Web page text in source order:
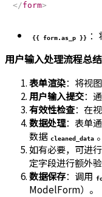
</form>
{{ form.as_p }}
用户输入处理流程总结
表单渲染：将视
用户输入提交：
有效性检查：在
数据处理：表单
数据 cleaned_data 。
如有必要，可进
定字段进行额外验
数据保存：调用
ModelForm）。